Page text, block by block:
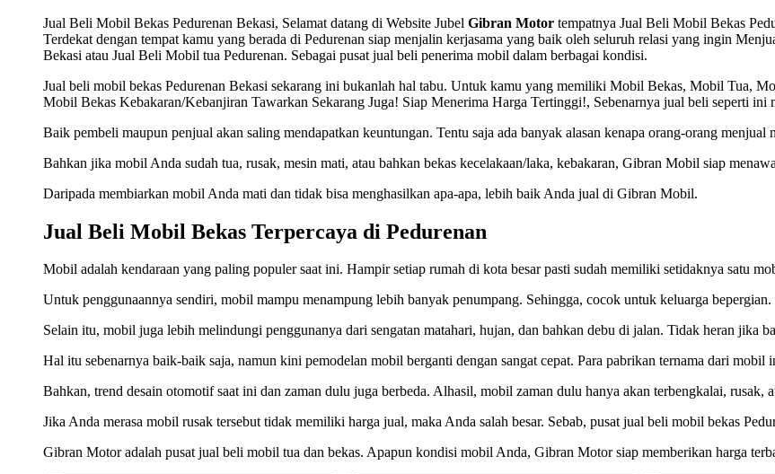
Jual Beli Mobil Bekas Pedurenan Bekasi, Selamat datang di Website Jubel Gibran Motor tempatnya Jual Beli Mobil Bekas
Terdekat dengan tempat kamu yang berada di Pedurenan siap menjalin kerjasama yang baik oleh seluruh relasi yang ingin
Bekasi atau Jual Beli Mobil tua Pedurenan. Sebagai pusat jual beli penerima mobil dalam berbagai kondisi.
Jual beli mobil bekas Pedurenan Bekasi sekarang ini bukanlah hal tabu. Untuk kamu yang memiliki Mobil Bekas, Mobil Tua,
Mobil Bekas Kebakaran/Kebanjiran Tawarkan Sekarang Juga! Siap Menerima Harga Tertinggi!, Sebenarnya jual beli seperti ini
Baik pembeli maupun penjual akan saling mendapatkan keuntungan. Tentu saja ada banyak alasan kenapa orang-orang menjual
Bahkan jika mobil Anda sudah tua, rusak, mesin mati, atau bahkan bekas kecelakaan/laka, kebakaran, Gibran Mobil siap
Daripada membiarkan mobil Anda mati dan tidak bisa menghasilkan apa-apa, lebih baik Anda jual di Gibran Mobil.
Jual Beli Mobil Bekas Terpercaya di Pedurenan
Mobil adalah kendaraan yang paling populer saat ini. Hampir setiap rumah di kota besar pasti sudah memiliki setidaknya satu
Untuk penggunaannya sendiri, mobil mampu menampung lebih banyak penumpang. Sehingga, cocok untuk keluarga bepergian.
Selain itu, mobil juga lebih melindungi penggunanya dari sengatan matahari, hujan, dan bahkan debu di jalan. Tidak heran jika
Hal itu sebenarnya baik-baik saja, namun kini pemodelan mobil berganti dengan sangat cepat. Para pabrikan ternama dari
Bahkan, trend desain otomotif saat ini dan zaman dulu juga berbeda. Alhasil, mobil zaman dulu hanya akan terbengkalai, rusak,
Jika Anda merasa mobil rusak tersebut tidak memiliki harga jual, maka Anda salah besar. Sebab, pusat jual beli mobil bekas
Gibran Motor adalah pusat jual beli mobil tua dan bekas. Apapun kondisi mobil Anda, Gibran Motor siap memberikan harga